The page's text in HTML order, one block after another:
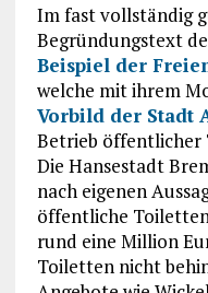
Im fast vollständig
Begründungstext
Beispiel der
welche mit ihrem
Vorbild der Stadt
Betrieb öffentlicher
Die Hansestadt
nach eigenen
öffentliche
rund eine Million
Toiletten nicht